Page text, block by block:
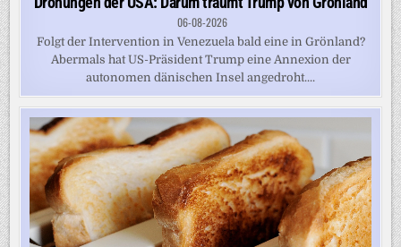
06-08-2026
Folgt der Intervention in Venezuela bald eine in Grönland?
Abermals hat US-Präsident Trump eine Annexion der
autonomen dänischen Insel angedroht....